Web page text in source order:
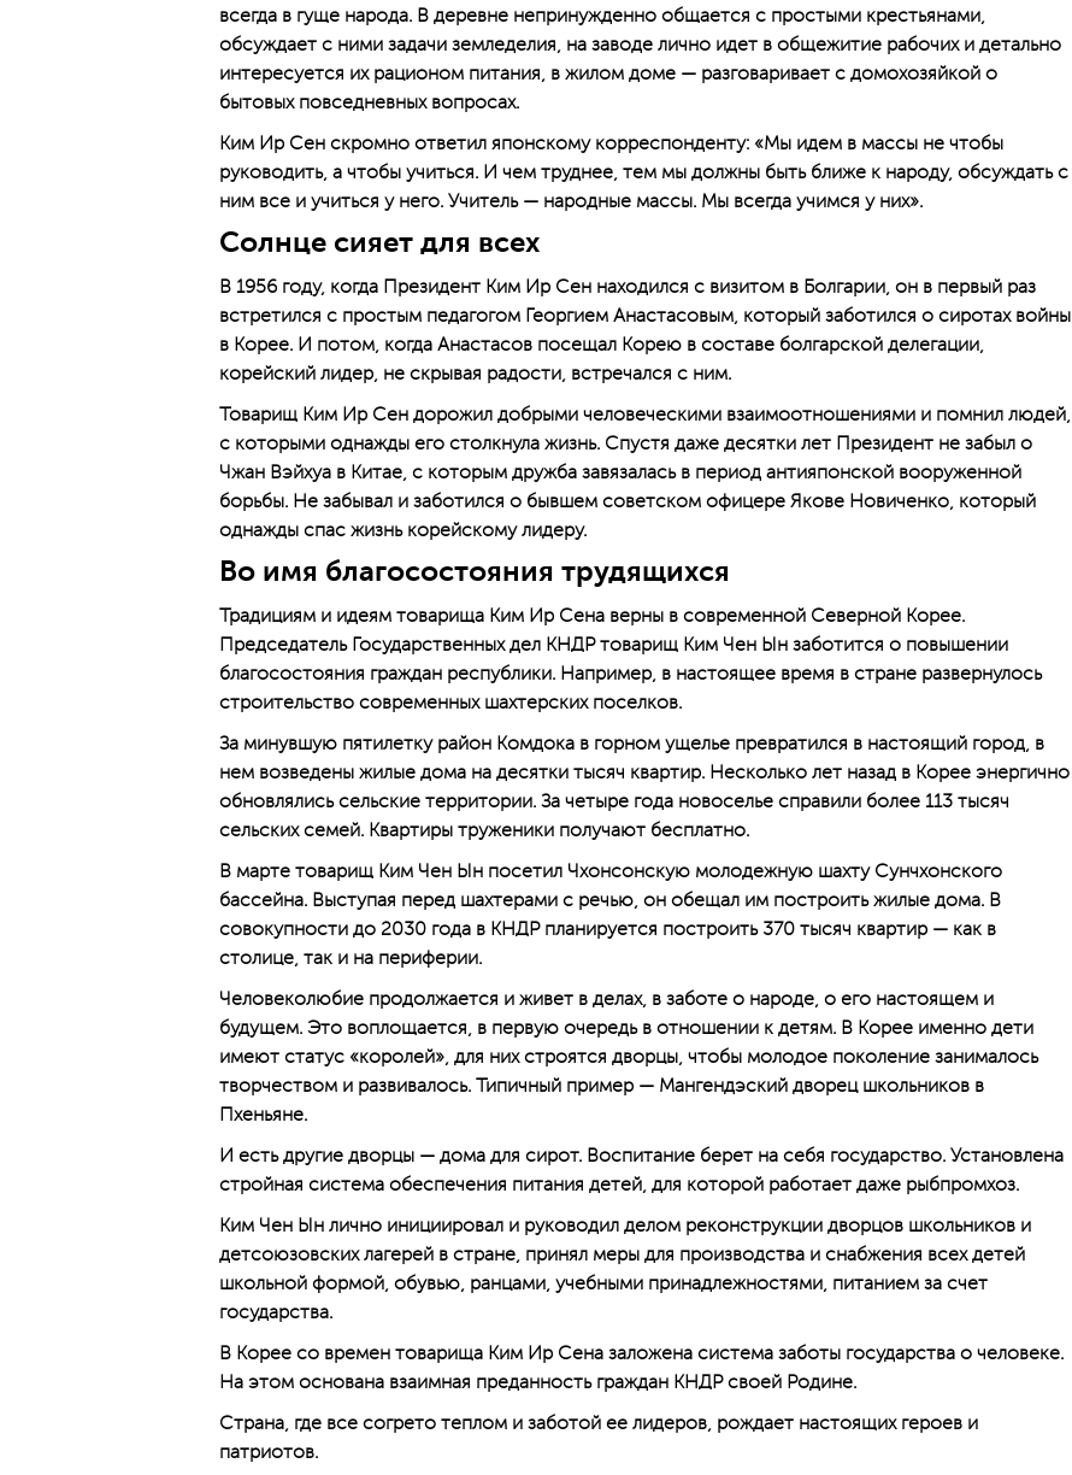
всегда в гуще народа. В деревне непринужденно общается с простыми крестьянами,
обсуждает с ними задачи земледелия, на заводе лично идет в общежитие рабочих и детально
интересуется их рационом питания, в жилом доме — разговаривает с домохозяйкой о
бытовых повседневных вопросах.
Ким Ир Сен скромно ответил японскому корреспонденту: «Мы идем в массы не чтобы
руководить, а чтобы учиться. И чем труднее, тем мы должны быть ближе к народу, обсуждать с
ним все и учиться у него. Учитель — народные массы. Мы всегда учимся у них».
Солнце сияет для всех
В 1956 году, когда Президент Ким Ир Сен находился с визитом в Болгарии, он в первый раз
встретился с простым педагогом Георгием Анастасовым, который заботился о сиротах войны
в Корее. И потом, когда Анастасов посещал Корею в составе болгарской делегации,
корейский лидер, не скрывая радости, встречался с ним.
Товарищ Ким Ир Сен дорожил добрыми человеческими взаимоотношениями и помнил людей,
с которыми однажды его столкнула жизнь. Спустя даже десятки лет Президент не забыл о
Чжан Вэйхуа в Китае, с которым дружба завязалась в период антияпонской вооруженной
борьбы. Не забывал и заботился о бывшем советском офицере Якове Новиченко, который
однажды спас жизнь корейскому лидеру.
Во имя благосостояния трудящихся
Традициям и идеям товарища Ким Ир Сена верны в современной Северной Корее.
Председатель Государственных дел КНДР товарищ Ким Чен Ын заботится о повышении
благосостояния граждан республики. Например, в настоящее время в стране развернулось
строительство современных шахтерских поселков.
За минувшую пятилетку район Комдока в горном ущелье превратился в настоящий город, в
нем возведены жилые дома на десятки тысяч квартир. Несколько лет назад в Корее энергично
обновлялись сельские территории. За четыре года новоселье справили более 113 тысяч
сельских семей. Квартиры труженики получают бесплатно.
В марте товарищ Ким Чен Ын посетил Чхонсонскую молодежную шахту Сунчхонского
бассейна. Выступая перед шахтерами с речью, он обещал им построить жилые дома. В
совокупности до 2030 года в КНДР планируется построить 370 тысяч квартир — как в
столице, так и на периферии.
Человеколюбие продолжается и живет в делах, в заботе о народе, о его настоящем и
будущем. Это воплощается, в первую очередь в отношении к детям. В Корее именно дети
имеют статус «королей», для них строятся дворцы, чтобы молодое поколение занималось
творчеством и развивалось. Типичный пример — Мангендэский дворец школьников в
Пхеньяне.
И есть другие дворцы — дома для сирот. Воспитание берет на себя государство. Установлена
стройная система обес­печения питания детей, для которой работает даже рыбпромхоз.
Ким Чен Ын лично инициировал и руководил делом реконструкции дворцов школьников и
детсоюзовских лагерей в стране, принял меры для производства и снабжения всех детей
школьной формой, обувью, ранцами, учебными принадлежностями, питанием за счет
государства.
В Корее со времен товарища Ким Ир Сена заложена система заботы государства о человеке.
На этом основана взаимная преданность граждан КНДР своей Родине.
Страна, где все согрето теплом и заботой ее лидеров, рождает настоящих героев и
патриотов.